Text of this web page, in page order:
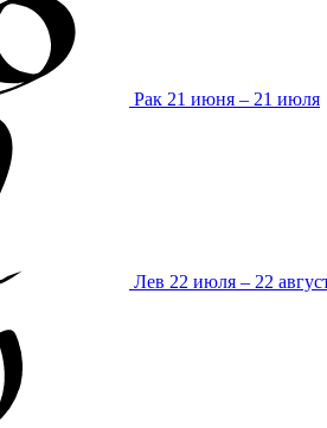
Рак 21 июня – 21 июля
Лев 22 июля – 22